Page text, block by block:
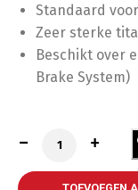
Standaard
Zeer sterke
Beschikt over
Brake System)